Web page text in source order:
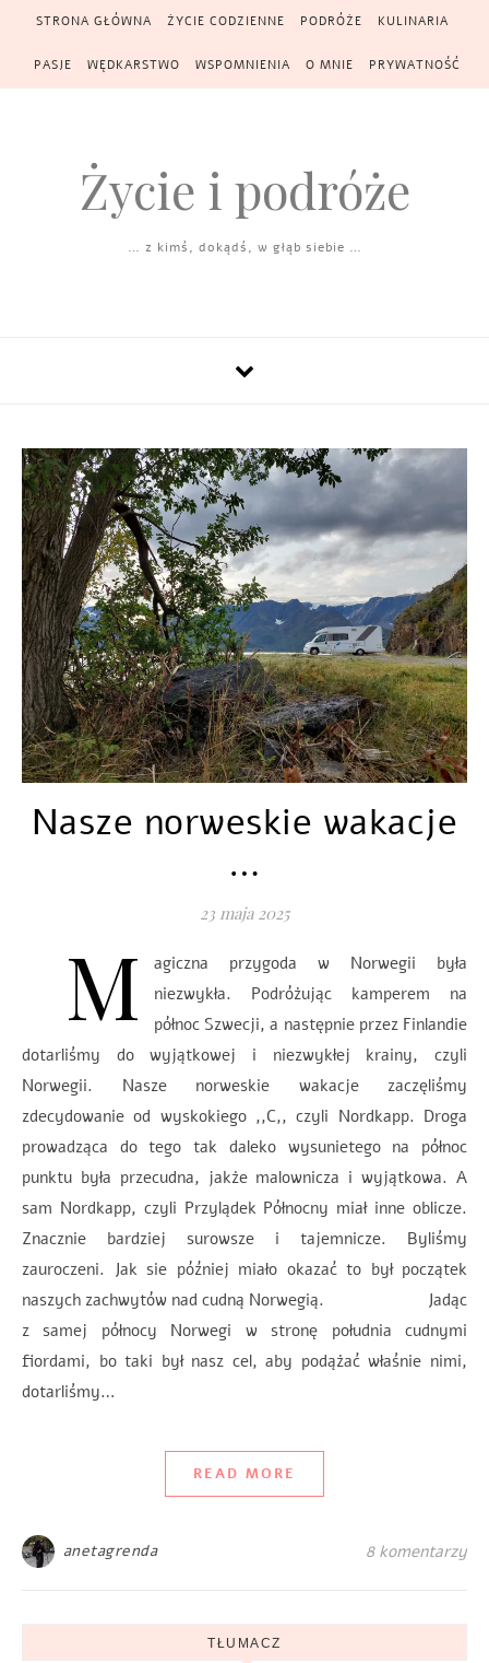
Skip to content
STRONA GŁÓWNA ŻYCIE CODZIENNE PODRÓŻE KULINARIA
PASJE WĘDKARSTWO WSPOMNIENIA O MNIE PRYWATNOŚĆ
Życie i podróże
… z kimś, dokądś, w głąb siebie …
Nasze norweskie wakacje
…
23 maja 2025
M
agiczna przygoda w Norwegii była
niezwykła. Podróżując kamperem na
północ Szwecji, a następnie przez Finlandie
dotarliśmy do wyjątkowej i niezwykłej krainy, czyli
Norwegii. Nasze norweskie wakacje zaczęliśmy
zdecydowanie od wyskokiego ,,C,, czyli Nordkapp. Droga
prowadząca do tego tak daleko wysunietego na północ
punktu była przecudna, jakże malownicza i wyjątkowa. A
sam Nordkapp, czyli Przylądek Północny miał inne oblicze.
Znacznie bardziej surowsze i tajemnicze. Byliśmy
zauroczeni. Jak sie później miało okazać to był początek
naszych zachwytów nad cudną Norwegią. Jadąc
z samej północy Norwegi w stronę południa cudnymi
fiordami, bo taki był nasz cel, aby podążać właśnie nimi,
dotarliśmy…
READ MORE
anetagrenda 8 komentarzy
TŁUMACZ